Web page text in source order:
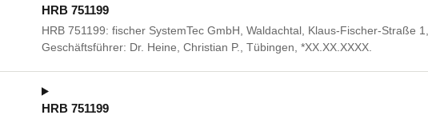
HRB 751199
HRB 751199: fischer SystemTec GmbH, Waldachtal, Klaus-Fischer-Straße
Geschäftsführer: Dr. Heine, Christian P., Tübingen, *XX.XX.XXXX.
HRB 751199